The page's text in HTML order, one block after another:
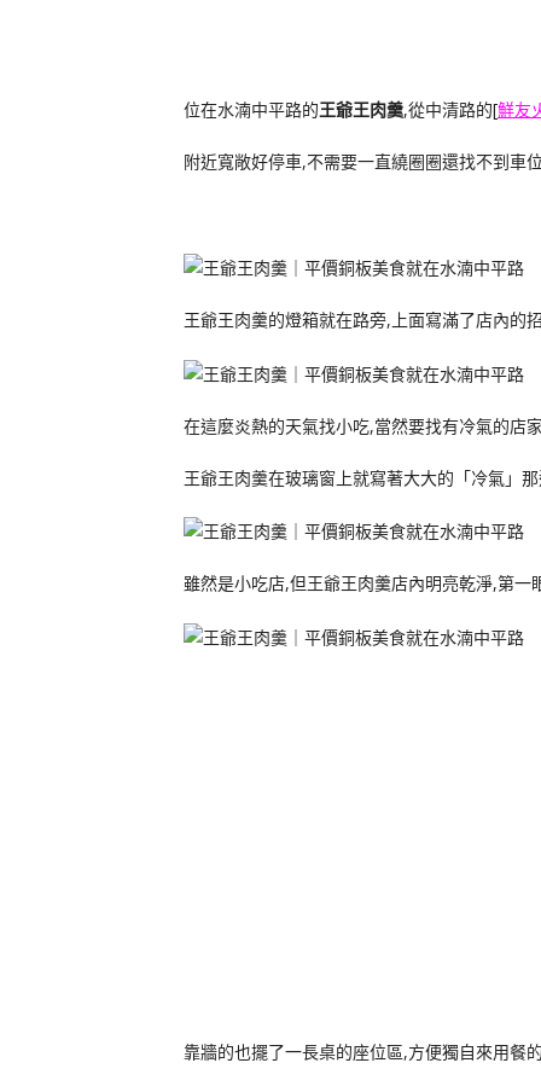
位在水湳中平路的王爺王肉羹,從中清路的[鮮友
附近寬敞好停車,不需要一直繞圈圈還找不到車位
王爺王肉羹的燈箱就在路旁,上面寫滿了店內的
在這麼炎熱的天氣找小吃,當然要找有冷氣的店
王爺王肉羹在玻璃窗上就寫著大大的「冷氣」
雖然是小吃店,但王爺王肉羹店內明亮乾淨,第一
靠牆的也擺了一長桌的座位區,方便獨自來用餐